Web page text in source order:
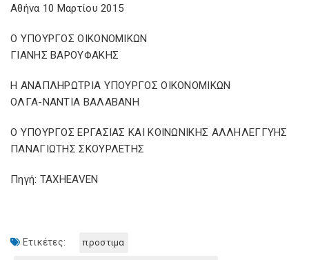
Αθήνα 10 Μαρτίου 2015
Ο ΥΠΟΥΡΓΟΣ ΟΙΚΟΝΟΜΙΚΩΝ
ΓΙΑΝΗΣ ΒΑΡΟΥΦΑΚΗΣ
Η ΑΝΑΠΛΗΡΩΤΡΙΑ ΥΠΟΥΡΓΟΣ ΟΙΚΟΝΟΜΙΚΩΝ
ΟΛΓΑ-ΝΑΝΤΙΑ ΒΑΛΑΒΑΝΗ
Ο ΥΠΟΥΡΓΟΣ ΕΡΓΑΣΙΑΣ ΚΑΙ ΚΟΙΝΩΝΙΚΗΣ ΑΛΛΗΛΕΓΓΥΗΣ
ΠΑΝΑΓΙΩΤΗΣ ΣΚΟΥΡΛΕΤΗΣ
Πηγή: TAXHEAVEN
Ετικέτες: προστιμα